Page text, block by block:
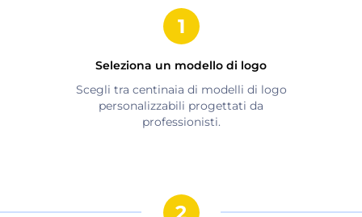
Seleziona un modello di logo
Scegli tra centinaia di modelli di logo
personalizzabili progettati da
professionisti.